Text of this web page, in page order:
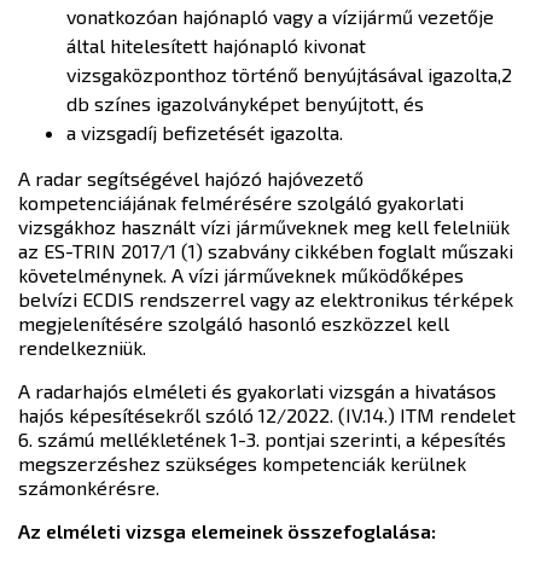
vonatkozóan hajónapló vagy a vízijármű vezetője
által hitelesített hajónapló kivonat
vizsgaközponthoz történő benyújtásával igazolta,2
db színes igazolványképet benyújtott, és
a vizsgadíj befizetését igazolta.
A radar segítségével hajózó hajóvezető
kompetenciájának felmérésére szolgáló gyakorlati
vizsgákhoz használt vízi járműveknek meg kell felelniük
az ES-TRIN 2017/1 (1) szabvány cikkében foglalt műszaki
követelménynek. A vízi járműveknek működőképes
belvízi ECDIS rendszerrel vagy az elektronikus térképek
megjelenítésére szolgáló hasonló eszközzel kell
rendelkezniük.
A radarhajós elméleti és gyakorlati vizsgán a hivatásos
hajós képesítésekről szóló 12/2022. (IV.14.) ITM rendelet
6. számú mellékletének 1-3. pontjai szerinti, a képesítés
megszerzéshez szükséges kompetenciák kerülnek
számonkérésre.
Az elméleti vizsga elemeinek összefoglalása: